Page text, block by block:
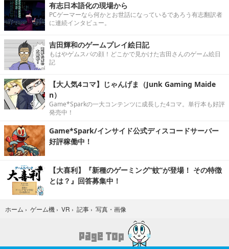
有志日本語化の現場から
PCゲーマーなら何かとお世話になっているであろう有志翻訳者
に連続インタビュー。
吉田輝和のゲームプレイ絵日記
もはやゲムスパの顔！どこかで見かけた吉田さんのゲーム絵日
記
【大人気4コマ】じゃんげま（Junk Gaming Maide
n）
Game*Sparkの一大コンテンツに成長した4コマ。単行本も好評
発売中！
Game*Spark/インサイド公式ディスコードサーバー
好評稼働中！
【大喜利】『新種のゲーミング“蚊”が登場！ その特徴
とは？』回答募集中！
ホーム › ゲーム機 › VR › 記事 › 写真・画像